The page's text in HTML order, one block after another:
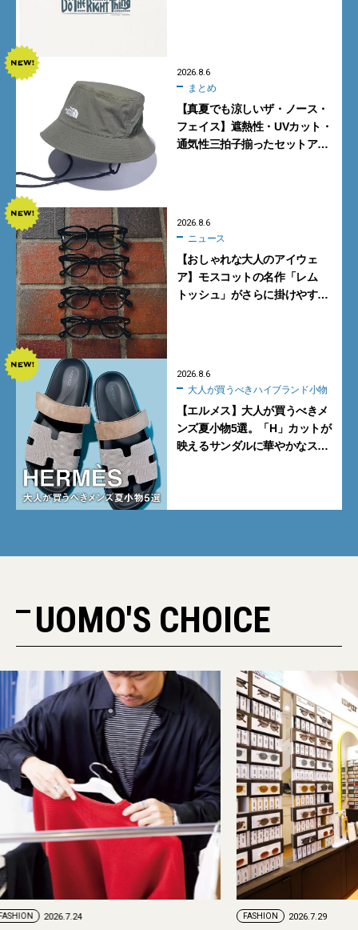
2026.8.6
まとめ
【真夏でも涼しいザ・ノース・
フェイス】遮熱性・UVカット・
通気性三拍子揃ったセットアッ
2026.8.6
ニュース
【おしゃれな大人のアイウェ
ア】モスコットの名作「レム
トッシュ」がさらに掛けやす
2026.8.6
大人が買うべきハイブランド小物
【エルメス】大人が買うべきメ
ンズ夏小物5選。「H」カットが
映えるサンダルに華やかなス
UOMO'S CHOICE
FASHION 2026.7.24 FASHION 2026.7.29